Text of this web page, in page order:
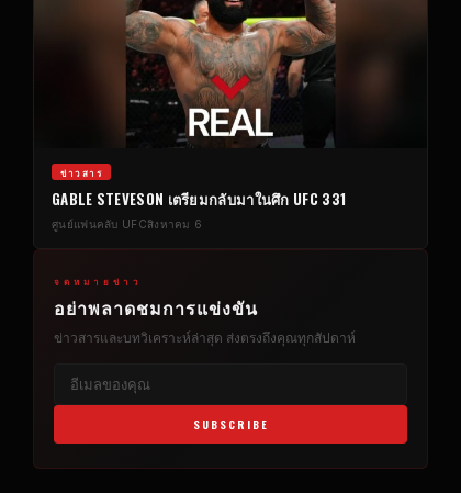
ข่าวสาร
GABLE STEVESON เตรียมกลับมาในศึก UFC 331
ศูนย์แฟนคลับ UFCสิงหาคม 6
จดหมายข่าว
อย่าพลาดชมการแข่งขัน
ข่าวสารและบทวิเคราะห์ล่าสุด ส่งตรงถึงคุณทุกสัปดาห์
SUBSCRIBE